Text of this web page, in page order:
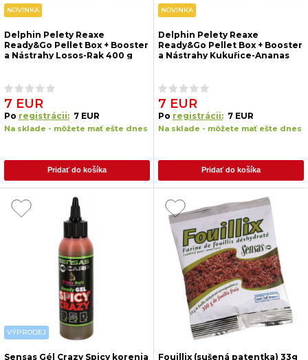
NOVINKA
Delphin Pelety Reaxe
Ready&Go Pellet Box + Booster
a Nástrahy Losos-Rak 400 g
7 EUR
Po registrácii: 7 EUR
Na sklade - môžete mať ešte dnes
Pridať do košíka
NOVINKA
Delphin Pelety Reaxe
Ready&Go Pellet Box + Booster
a Nástrahy Kukuřice-Ananas
7 EUR
Po registrácii: 7 EUR
Na sklade - môžete mať ešte dnes
Pridať do košíka
VÝPRODEJ
Sensas Gél Crazy Spicy korenia Fouillix (sušená patentka) 33g